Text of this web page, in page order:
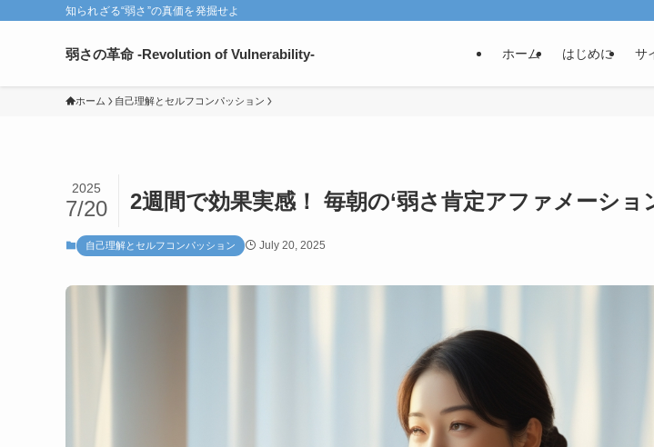
知られざる“弱さ”の真価を発掘せよ
弱さの革命 -Revolution of Vulnerability- ホーム はじめに サ
ホーム 自己理解とセルフコンパッション
2週間で効果実感！ 毎朝の‘弱さ肯定アファメーショ
2025
7/20
自己理解とセルフコンパッション July 20, 2025